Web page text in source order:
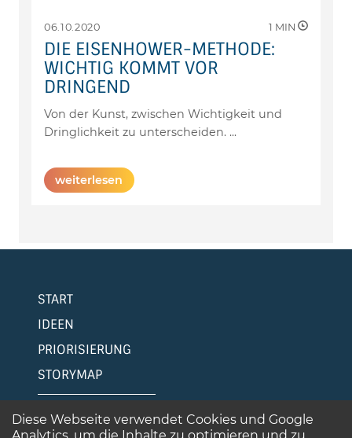
Diese Webseite verwendet Cookies und Google
06.10.2020 1 MIN
DIE EISENHOWER-METHODE:
WICHTIG KOMMT VOR
DRINGEND
Von der Kunst, zwischen Wichtigkeit und
Dringlichkeit zu unterscheiden. ...
weiterlesen
START
IDEEN
PRIORISIERUNG
STORYMAP
ÜBER MICH